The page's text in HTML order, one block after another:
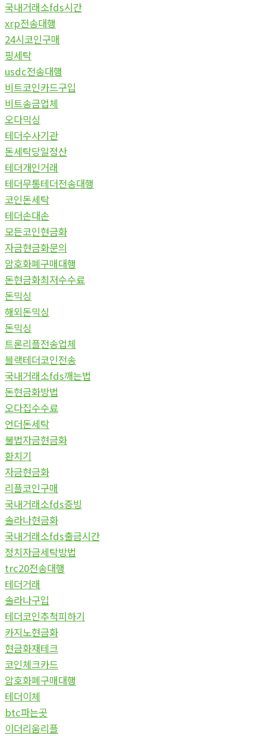
국내거래소fds시간
xrp전송대행
24시코인구매
핑세탁
usdc전송대행
비트코인카드구입
비트송금업체
오다믹싱
테더수사기관
돈세탁당일정산
테더개인거래
테더무통테더전송대행
코인돈세탁
테더손대손
모든코인현금화
자금현금화문의
암호화폐구매대행
돈현금화최저수수료
돈믹싱
해외돈믹싱
돈믹싱
트론리플전송업체
블랙테더코인전송
국내거래소fds깨는법
돈현금화방법
오다집수수료
언더돈세탁
불법자금현금화
환치기
자금현금화
리플코인구매
국내거래소fds증빙
솔라나현금화
국내거래소fds출금시간
정치자금세탁방법
trc20전송대행
테더거래
솔라나구입
테더코인추척피하기
카지노현금화
현금화재테크
코인체크카드
암호화폐구매대행
테더이체
btc파는곳
이더리움리플